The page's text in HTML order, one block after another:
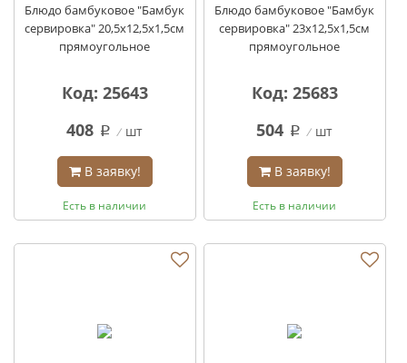
Блюдо бамбуковое "Бамбук
сервировка" 20,5х12,5х1,5см
прямоугольное
Код: 25643
408 q шт
В заявку!
Есть в наличии
Блюдо бамбуковое "Бамбук
сервировка" 23х12,5х1,5см
прямоугольное
Код: 25683
504 q шт
В заявку!
Есть в наличии